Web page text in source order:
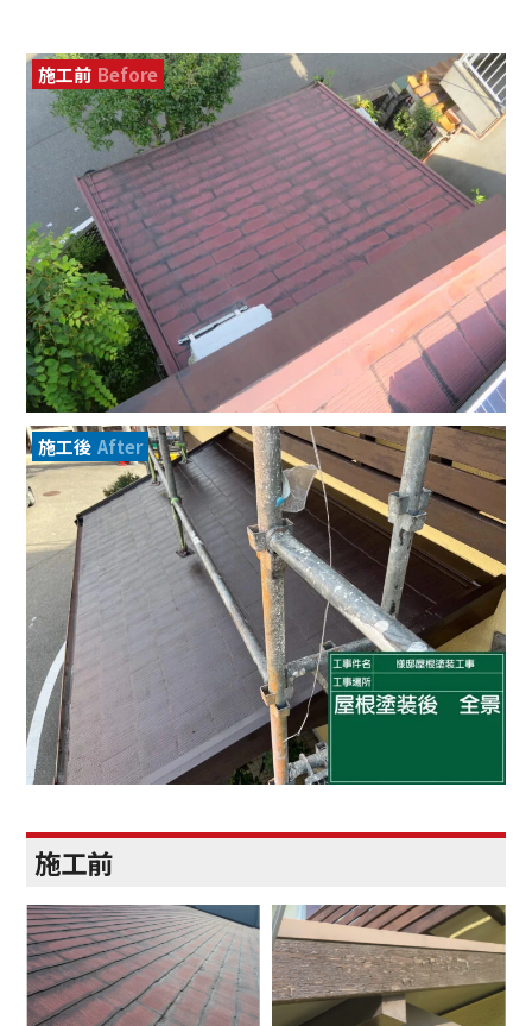
施工前 Before
施工後 After
施工前